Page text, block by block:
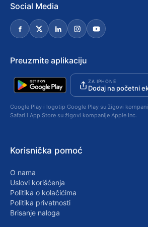
Social Media
Preuzmite aplikaciju
ZA IPHONE
Dodaj na početni
Google Play i logotip Google Play su žigovi
Safari i App Store su žigovi kompanije Apple Inc.
Korisnička pomoć
O nama
Uslovi korišćenja
Politika o kolačićima
Politika privatnosti
Brisanje naloga